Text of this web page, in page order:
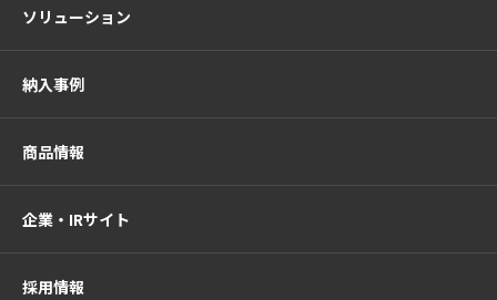
ソリューション
納入事例
商品情報
企業・IRサイト
採用情報